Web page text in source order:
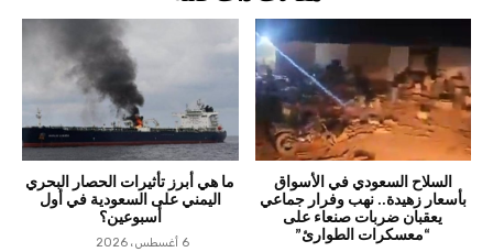
السلاح السعودي في الأسواق
بأسعار زهيدة.. نهب وفرار جماعي
يعقبان ضربات صنعاء على
“معسكرات الطوارئ”
ما هي أبرز تأثيرات الحصار البحري
اليمني على السعودية في أول
أسبوعين؟
6 أغسطس، 2026